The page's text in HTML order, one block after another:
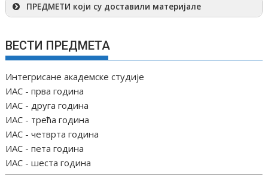
ПРЕДМЕТИ који су доставили материјале
ВЕСТИ ПРЕДМЕТА
Интегрисане академске студије
ИАС - прва година
ИАС - друга година
ИАС - трећа година
ИАС - четврта година
ИАС - пета година
ИАС - шеста година